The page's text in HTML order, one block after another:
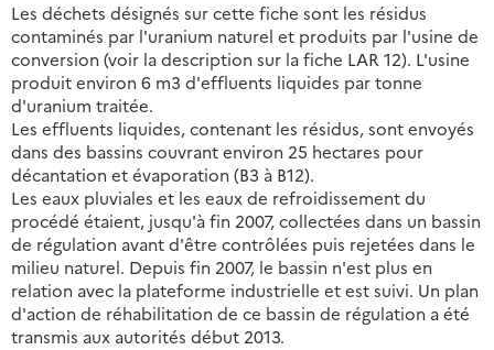
Les déchets désignés sur cette fiche sont les résidus
contaminés par l'uranium naturel et produits par l'usine de
conversion (voir la description sur la fiche LAR 12). L'usine
produit environ 6 m3 d'effluents liquides par tonne
d'uranium traitée.
Les effluents liquides, contenant les résidus, sont envoyés
dans des bassins couvrant environ 25 hectares pour
décantation et évaporation (B3 à B12).
Les eaux pluviales et les eaux de refroidissement du
procédé étaient, jusqu'à fin 2007, collectées dans un bassin
de régulation avant d'être contrôlées puis rejetées dans le
milieu naturel. Depuis fin 2007, le bassin n'est plus en
relation avec la plateforme industrielle et est suivi. Un plan
d'action de réhabilitation de ce bassin de régulation a été
transmis aux autorités début 2013.